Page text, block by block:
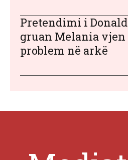
Pretendimi i
gruan Melania vjen
problem në arkë